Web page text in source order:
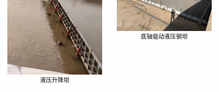
液压升降坝
底轴驱动液压钢坝